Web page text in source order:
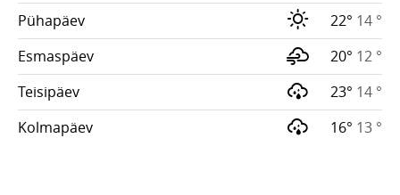
Pühapäev
22° 14 °
Esmaspäev
20° 12 °
Teisipäev
23° 14 °
Kolmapäev
16° 13 °